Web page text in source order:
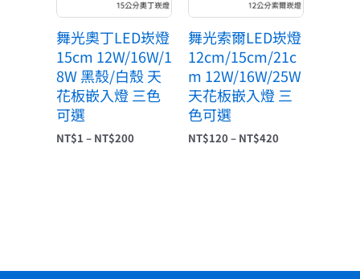
舞光奧丁LED崁燈
15cm 12W/16W/1
8W 黑殼/白殼 天
花板嵌入燈 三色
可選
NT$1 – NT$200
舞光索爾LED崁燈
12cm/15cm/21c
m 12W/16W/25W
天花板嵌入燈 三
色可選
NT$120– NT$420